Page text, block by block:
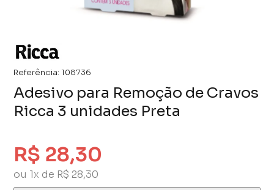
Referência: 108736
Adesivo para Remoção de Cravos
Ricca 3 unidades Preta
R$ 28,30
ou 1x de R$ 28,30